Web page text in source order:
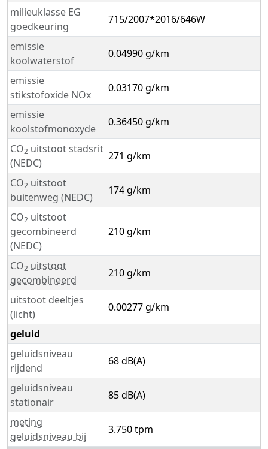
milieuklasse EG
goedkeuring
715/2007*2016/646W
emissie
koolwaterstof
0.04990 g/km
emissie
stikstofoxide NOx
0.03170 g/km
emissie
koolstofmonoxyde
0.36450 g/km
CO2 uitstoot stadsrit
(NEDC)
271 g/km
CO2 uitstoot
buitenweg (NEDC)
174 g/km
CO2 uitstoot
gecombineerd
(NEDC)
210 g/km
CO2 uitstoot
gecombineerd
210 g/km
uitstoot deeltjes
(licht)
0.00277 g/km
geluid
geluidsniveau
rijdend
68 dB(A)
geluidsniveau
stationair
85 dB(A)
meting
geluidsniveau bij
3.750 tpm